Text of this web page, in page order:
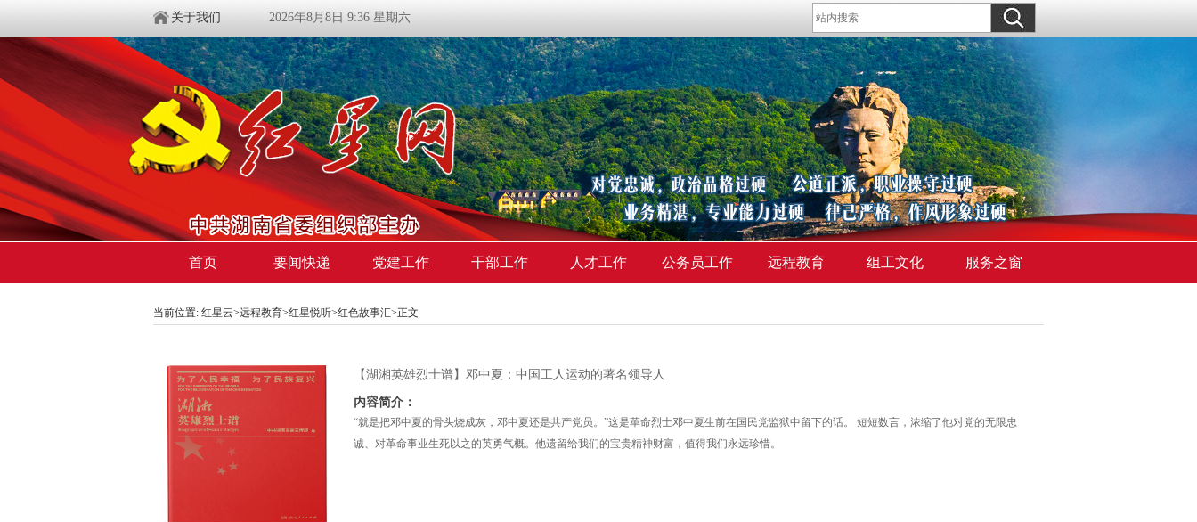
关于我们 2026年8月8日 9:36 星期六
首页 要闻快递 党建工作 干部工作 人才工作 公务员工作 远程教育 组工文化 服务之窗
当前位置: 红星云>远程教育>红星悦听>红色故事汇>正文
【湖湘英雄烈士谱】邓中夏：中国工人运动的著名领导人
内容简介：
“就是把邓中夏的骨头烧成灰，邓中夏还是共产党员。”这是革命烈士邓中夏生前在国民党监狱中留下的话。 短短数言，浓缩了他对党的无限忠
诚、对革命事业生死以之的英勇气概。他遗留给我们的宝贵精神财富，值得我们永远珍惜。